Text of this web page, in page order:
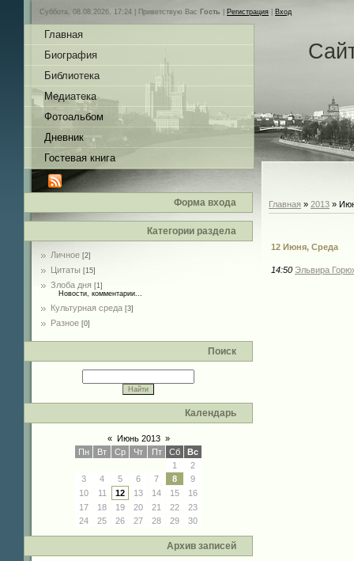
Суббота, 08.08.2026, 17:24 | Приветствую Вас Гость Регистрация Вход
Главная
Биография
Библиотека
Медиатека
Фотоальбом
Дневник
Гостевая книга
Форма входа
Категории раздела
Личное [2]
Цитаты [15]
Злоба дня [1]
Новости, комментарии...
Культурная среда [3]
Разное [0]
Поиск
Календарь
« Июнь 2013 »
Пн
Вт Ср Чт Пт Сб
Вс
1
2
3
4 5 6 7 8
9
10
11 12 13 14 15
16
17
18 19 20 21 22
23
24
25 26 27 28 29 30
Архив записей
Главная » 2013 »
12 Июня, Среда
14:50 Эльвира